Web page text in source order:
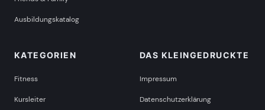
Ausbildungskatalog
KATEGORIEN
Fitness
Kursleiter
DAS KLEINGEDRUCKTE
Impressum
Datenschutzerklärung